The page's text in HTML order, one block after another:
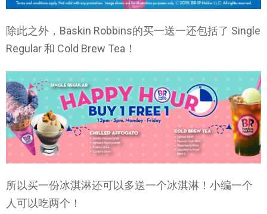
除此之外，Baskin Robbins的买一送一还包括了 Single
Regular 和 Cold Brew Tea！
所以买一份冰淇淋还可以多送一个冰淇淋！小编一个
人可以吃两个！